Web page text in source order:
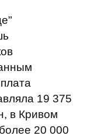
19 375
в Кривом
20 000